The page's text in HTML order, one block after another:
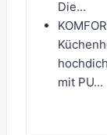
Die...
mit PU...